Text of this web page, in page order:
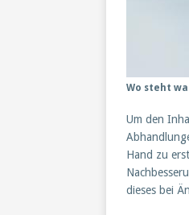
Wo steht
Um den
Hand zu
dieses bei